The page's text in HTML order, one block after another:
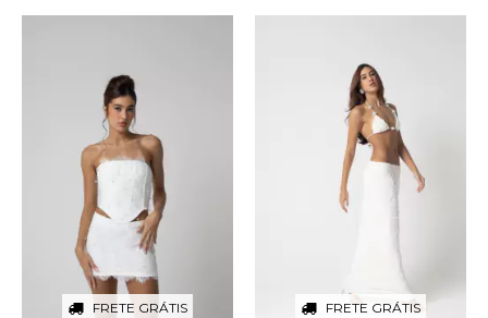
FRETE GRÁTIS FRETE GRÁTIS